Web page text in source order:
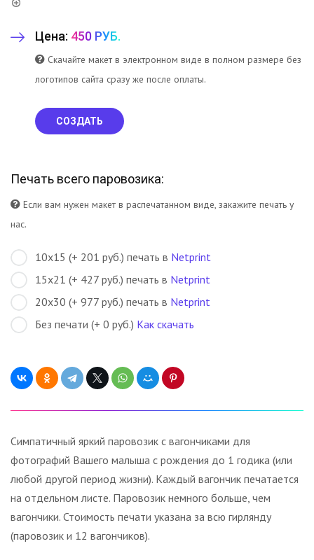
Цена: 450 РУБ.
Скачайте макет в электронном виде в полном размере без
логотипов сайта сразу же после оплаты.
СОЗДАТЬ
Печать всего паровозика:
Если вам нужен макет в распечатанном виде, закажите печать у
нас.
10х15 (+ 201 руб.) печать в Netprint
15х21 (+ 427 руб.) печать в Netprint
20х30 (+ 977 руб.) печать в Netprint
Без печати (+ 0 руб.) Как скачать
Симпатичный яркий паровозик с вагончиками для
фотографий Вашего малыша с рождения до 1 годика (или
любой другой период жизни). Каждый вагончик печатается
на отдельном листе. Паровозик немного больше, чем
вагончики. Стоимость печати указана за всю гирлянду
(паровозик и 12 вагончиков).